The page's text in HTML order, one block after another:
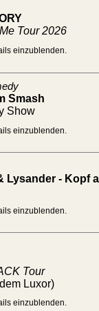
Tour 2026
einzublenden.
Smash
Show
einzublenden.
Lysander - Kopf
einzublenden.
Tour
Luxor)
einzublenden.